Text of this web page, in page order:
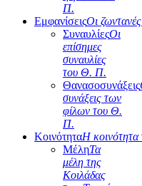
Π.
ΕμφανίσειςΟι
ΣυναυλίεςΟι
επίσημες
συναυλίες
του Θ. Π.
Θανασοσυνάξεις
συνάξεις των
φίλων του Θ.
Π.
ΚοινότηταΗ κοινότητα
ΜέληΤα
μέλη της
Κοιλάδας